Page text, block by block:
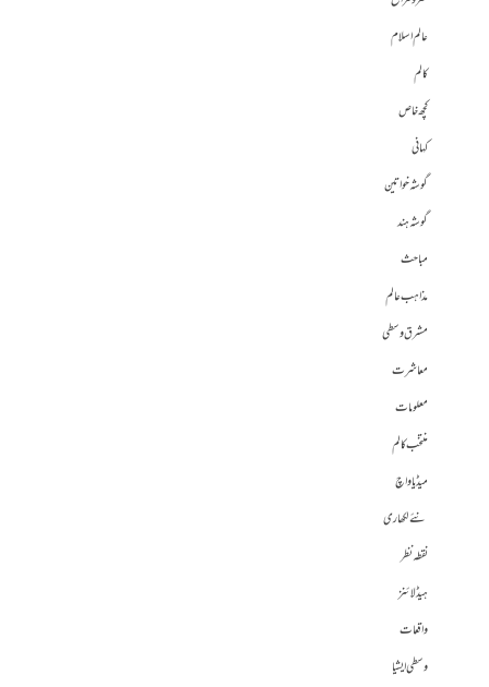
عالم اسلام
کالم
کچھ خاص
کہانی
گوشہ خواتین
گوشہ ہند
مباحث
مذاہب عالم
مشرق وسطی
معاشرت
معلومات
منتخب کالم
میڈیا واچ
نئے لکھاری
نقطہ نظر
ہیڈلائنز
واقعات
وسطی ایشیا